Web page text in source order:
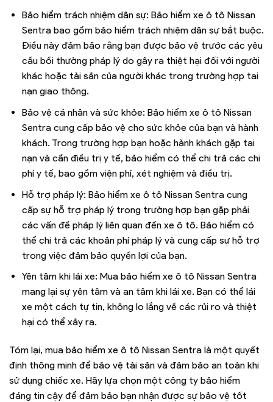
Bảo hiểm trách nhiệm dân sự: Bảo hiểm xe ô tô Nissan
Sentra bao gồm bảo hiểm trách nhiệm dân sự bắt buộc.
Điều này đảm bảo rằng bạn được bảo vệ trước các yêu
cầu bồi thường pháp lý do gây ra thiệt hại đối với người
khác hoặc tài sản của người khác trong trường hợp tai
nạn giao thông.
Bảo vệ cá nhân và sức khỏe: Bảo hiểm xe ô tô Nissan
Sentra cung cấp bảo vệ cho sức khỏe của bạn và hành
khách. Trong trường hợp bạn hoặc hành khách gặp tai
nạn và cần điều trị y tế, bảo hiểm có thể chi trả các chi
phí y tế, bao gồm viện phí, xét nghiệm và điều trị.
Hỗ trợ pháp lý: Bảo hiểm xe ô tô Nissan Sentra cung
cấp sự hỗ trợ pháp lý trong trường hợp bạn gặp phải
các vấn đề pháp lý liên quan đến xe ô tô. Bảo hiểm có
thể chi trả các khoản phí pháp lý và cung cấp sự hỗ trợ
trong việc đảm bảo quyền lợi của bạn.
Yên tâm khi lái xe: Mua bảo hiểm xe ô tô Nissan Sentra
mang lại sự yên tâm và an tâm khi lái xe. Bạn có thể lái
xe một cách tự tin, không lo lắng về các rủi ro và thiệt
hại có thể xảy ra.
Tóm lại, mua bảo hiểm xe ô tô Nissan Sentra là một quyết
định thông minh để bảo vệ tài sản và đảm bảo an toàn khi
sử dụng chiếc xe. Hãy lựa chọn một công ty bảo hiểm
đáng tin cậy để đảm bảo bạn nhận được sự bảo vệ tốt